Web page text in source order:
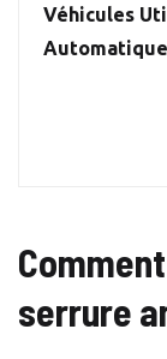
Véhicules
serrure